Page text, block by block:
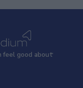
feel good about